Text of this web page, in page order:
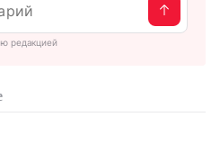
редакцией